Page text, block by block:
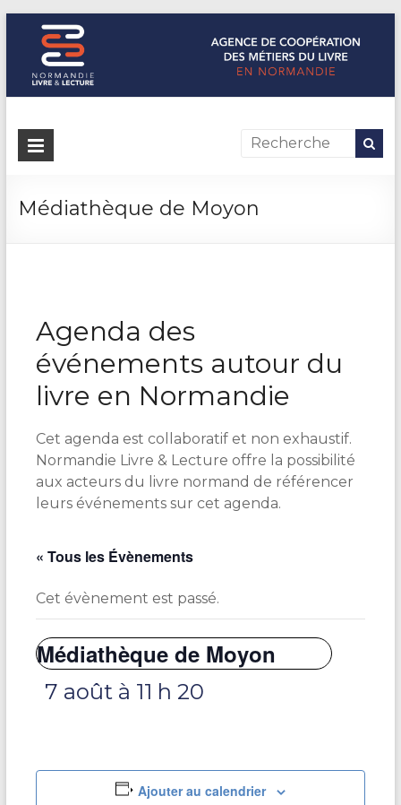
Normandie Livre & Lecture
L'agence de coopération des métiers du livre en Normandie
Médiathèque de Moyon
Agenda des
événements autour du
livre en Normandie
Cet agenda est collaboratif et non exhaustif.
Normandie Livre & Lecture offre la possibilité
aux acteurs du livre normand de référencer
leurs événements sur cet agenda.
« Tous les Évènements
Cet évènement est passé.
Médiathèque de Moyon
7 août à 11 h 20
Ajouter au calendrier